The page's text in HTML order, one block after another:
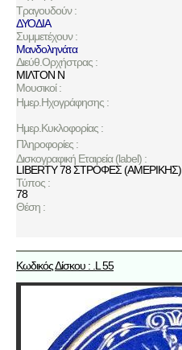
Τραγουδούν :
ΔΥΟΔΙΑ
Συμμετέχουν :
Μανδοληνάτα
Διεύθ.Ορχήστρας :
ΜΙΛΤΟΝ Ν
Μουσικοί :
Ημερ.Ηχογράφησης :
Ημερ.Κυκλοφορίας :
Πληροφορίες :
Δισκογραφική Εταιρεία (label) :
LIBERTY 78 ΣΤΡΟΦΕΣ (ΑΜΕΡΙΚΗΣ)
Τύπος :
78
Θέση :
Κωδικός Δίσκου : .L 55